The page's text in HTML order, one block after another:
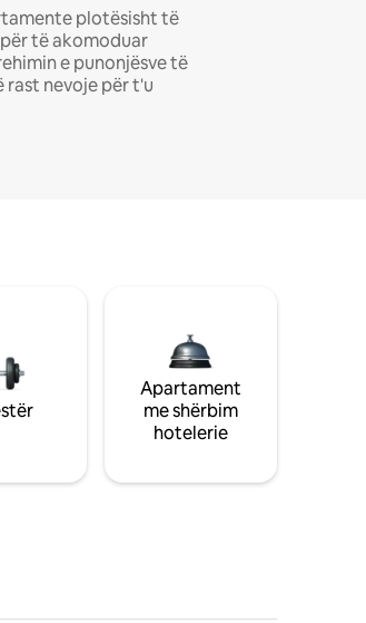
plotësisht të
të akomoduar
e punonjësve të
rast nevoje për t'u
Apartament
me shërbim
hotelerie